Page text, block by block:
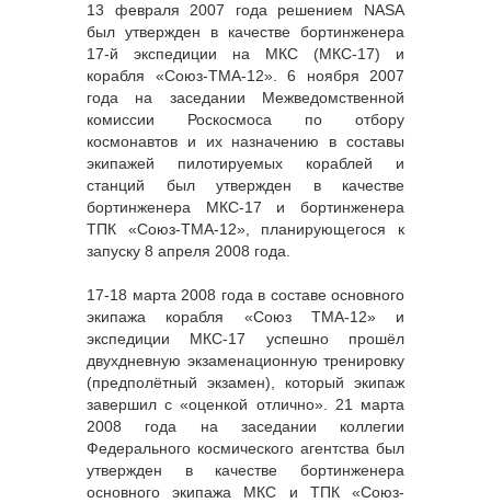
13 февраля 2007 года решением NASA
был утвержден в качестве бортинженера
17-й экспедиции на МКС (МКС-17) и
корабля «Союз-ТМА-12». 6 ноября 2007
года на заседании Межведомственной
комиссии Роскосмоса по отбору
космонавтов и их назначению в составы
экипажей пилотируемых кораблей и
станций был утвержден в качестве
бортинженера МКС-17 и бортинженера
ТПК «Союз-ТМА-12», планирующегося к
запуску 8 апреля 2008 года.
17-18 марта 2008 года в составе основного
экипажа корабля «Союз ТМА-12» и
экспедиции МКС-17 успешно прошёл
двухдневную экзаменационную тренировку
(предполётный экзамен), который экипаж
завершил с «оценкой отлично». 21 марта
2008 года на заседании коллегии
Федерального космического агентства был
утвержден в качестве бортинженера
основного экипажа МКС и ТПК «Союз-